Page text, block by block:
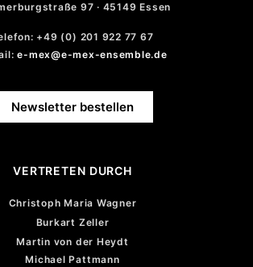
97 · 45149 Essen
+49 (0) 201 922 77 67
e-mex@e-mex-ensemble.de
Newsletter bestellen
VERTRETEN DURCH
Christoph Maria Wagner
Burkart Zeller
Martin von der Heydt
Michael Pattmann